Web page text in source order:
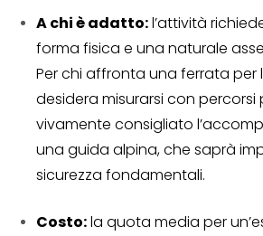
A chi è adatto:l’attività
forma fisica e una naturale
Per chi affronta una ferrata per
desidera misurarsi con percorsi
vivamente consigliato
una guida alpina, che saprà
sicurezza fondamentali.
Costo:la quota media per